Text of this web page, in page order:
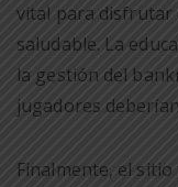
vital para disfrutar
saludable. La
la gestión del
jugadores
Finalmente, el